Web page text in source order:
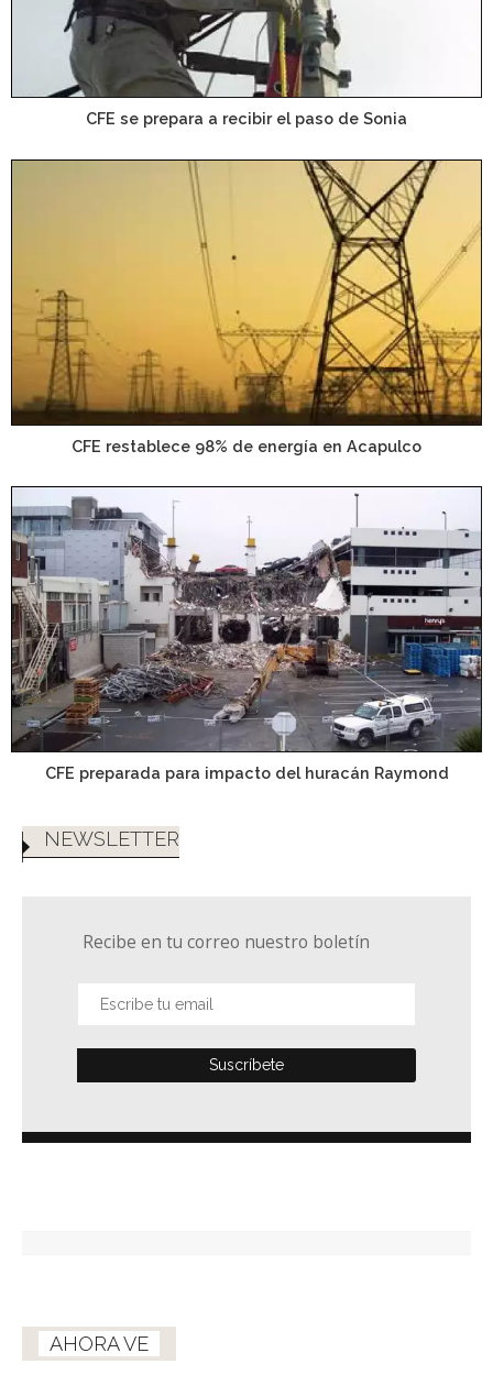
CFE se prepara a recibir el paso de Sonia
CFE restablece 98% de energía en Acapulco
CFE preparada para impacto del huracán Raymond
NEWSLETTER
Recibe en tu correo nuestro boletín
AHORA VE